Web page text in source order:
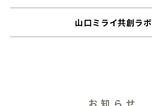
山口ミライ共創ラボ
お知らせ